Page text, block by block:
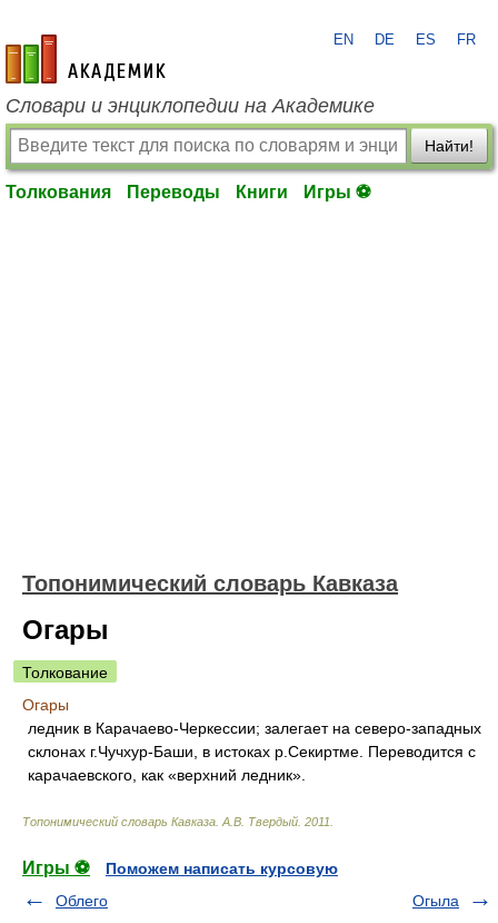
academic.ru
EN DE ES FR
Словари и энциклопедии на Академике
Найти!
Толкования Переводы Книги Игры ⚽
Топонимический словарь Кавказа
Огары
Толкование
Огары
ледник в Карачаево-Черкессии; залегает на северо-западных
склонах г.Чучхур-Баши, в истоках р.Секиртме. Переводится с
карачаевского, как «верхний ледник».
Топонимический словарь Кавказа А.В. Твердый 2011
Игры ⚽
Поможем написать курсовую
Облего
Огыла